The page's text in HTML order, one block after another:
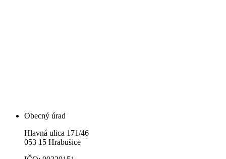
Obecný úrad
Hlavná ulica 171/46
053 15 Hrabušice